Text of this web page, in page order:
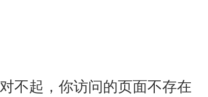
对不起，你访问的页面不存在